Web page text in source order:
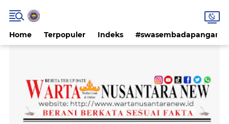
Home Terpopuler Indeks #swasembadapangan